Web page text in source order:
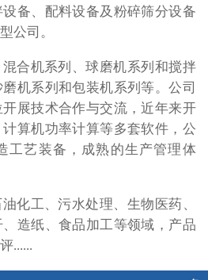
备、配料设备及粉碎筛分设备
公司。
合机系列、球磨机系列和搅拌
机系列和包装机系列等。公司
展技术合作与交流，近年来开
算机功率计算等多套软件，公
工艺装备，成熟的生产管理体
化工、污水处理、生物医药、
造纸、食品加工等领域，产品
......